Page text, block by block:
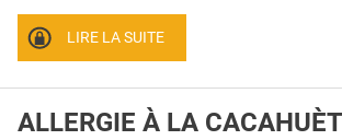
CONTACTLIRE LA SUITE
ALLERGIE À LA